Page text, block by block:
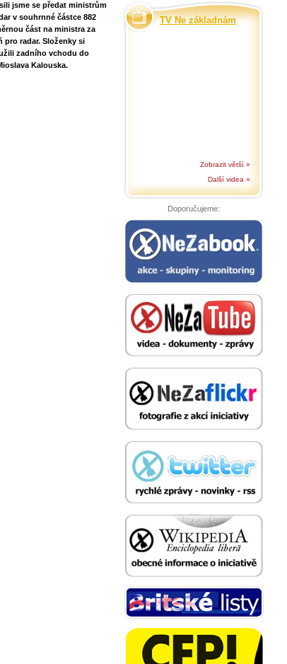
jsme se předat ministrům
v souhrnné částce 882
část na ministra za
pro radar. Složenky si
zadního vchodu do
Kalouska.
TV Ne základnám
Zobrazit větší »
Další videa »
Doporučujeme: